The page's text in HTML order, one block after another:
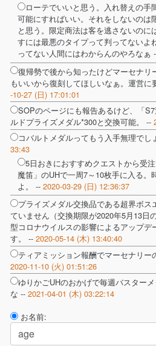
ローテでいいと思う。入れ替えの手
可能にすればいい。それをしないのは
と思う。限定商法は客を逃さないのに
すには最悪のタイプって判ってないよ
ってない人間にはわからんのやろなぁ
復帰勢で後から知ったけどマーセナ
もいいから復刻してほしいなぁ。運営に
-10-27 (日) 17:01:01
SOPのページにも報告あるけど、「
ルドプライズメダル*300と交換可能。 --
コバルトメダルってもう入手無理でし
33:43
5日おきにおすすめクエストから受
魔笛」のUHで一周7～10枚手に入る。
よ。 -- 2020-03-29 (日) 12:36:37
プライズメダル交換品である超界ボス
ていません（交換期限が2020年5月13日
型コロナウイルスの影響によるアップデ
す。 -- 2020-05-14 (木) 13:40:40
ティアミッション報酬でマーセナリー
2020-11-10 (火) 01:51:26
ゆりかごUHのおかげで毎週バスター
な -- 2021-04-01 (木) 03:22:14
お名前: